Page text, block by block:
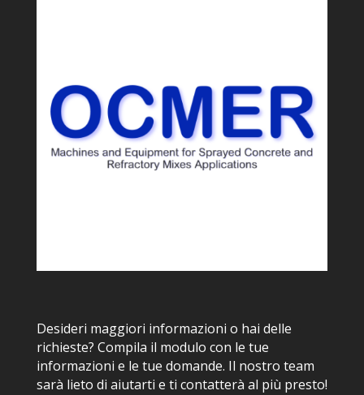
Desideri maggiori informazioni o hai delle
richieste? Compila il modulo con le tue
informazioni e le tue domande. Il nostro team
sarà lieto di aiutarti e ti contatterà al più presto!